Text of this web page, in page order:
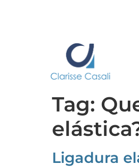
Tag:
Ligadura